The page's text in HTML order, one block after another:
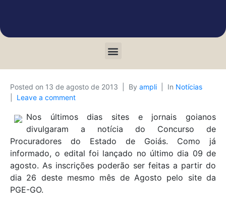
Posted on 13 de agosto de 2013 By ampli In Notícias
Leave a comment
Nos últimos dias sites e jornais goianos
divulgaram a notícia do Concurso de
Procuradores do Estado de Goiás. Como já
informado, o edital foi lançado no último dia 09 de
agosto. As inscrições poderão ser feitas a partir do
dia 26 deste mesmo mês de Agosto pelo site da
PGE-GO.